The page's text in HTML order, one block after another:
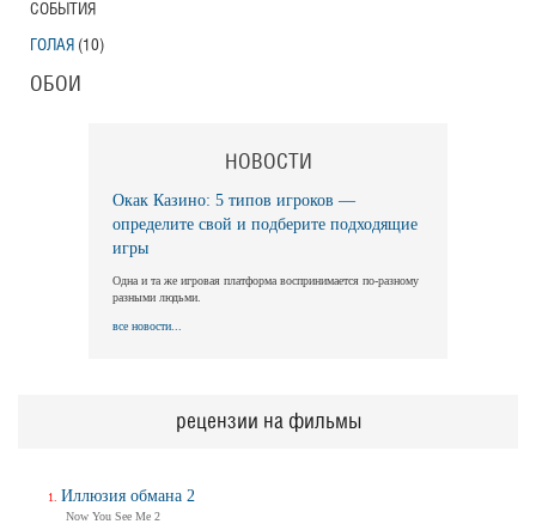
СОБЫТИЯ
ГОЛАЯ (10)
ОБОИ
НОВОСТИ
Окак Казино: 5 типов игроков —
определите свой и подберите подходящие
игры
Одна и та же игровая платформа воспринимается по-разному
разными людьми.
все новости...
рецензии на фильмы
Иллюзия обмана 2
Now You See Me 2